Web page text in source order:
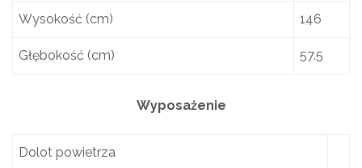
Wysokość (cm) 146
Głębokość (cm) 57.5
Wyposażenie
Dolot powietrza